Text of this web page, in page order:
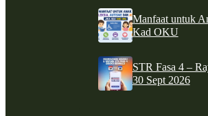
Manfaat untuk
Kad OKU
STR Fasa 4 –
30 Sept 2026